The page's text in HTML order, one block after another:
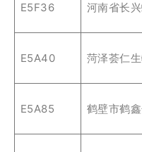
E5F36 河南省长
E5A40 菏泽荟仁
E5A85 鹤壁市鹤